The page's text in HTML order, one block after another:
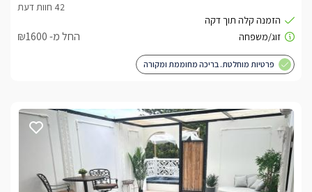
החל מ- ₪1600
פרטיות מוחלטת. בריכה מחוממת ומקורה